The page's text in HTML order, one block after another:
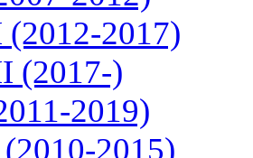
2017)
(2017-)
2019)
2015)